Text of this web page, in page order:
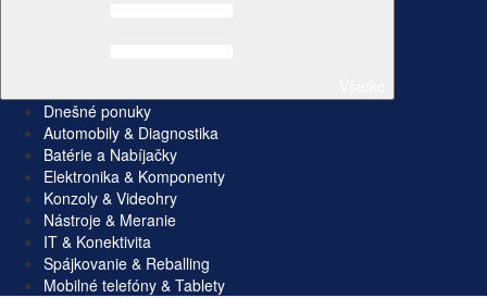
Dnešné ponuky
Automobily & Diagnostika
Batérie a Nabíjačky
Elektronika & Komponenty
Konzoly & Videohry
Nástroje & Meranie
IT & Konektivita
Spájkovanie & Reballing
Mobilné telefóny & Tablety